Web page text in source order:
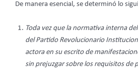
De manera esencial, se determinó lo
Toda vez que la normativa interna
del Partido Revolucionario
actora en su escrito de
sin prejuzgar sobre los requisitos de